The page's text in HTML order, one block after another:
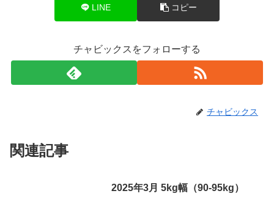
LINE コピー
チャビックスをフォローする
チャビックス
関連記事
2025年3月 5kg幅（90-95kg）